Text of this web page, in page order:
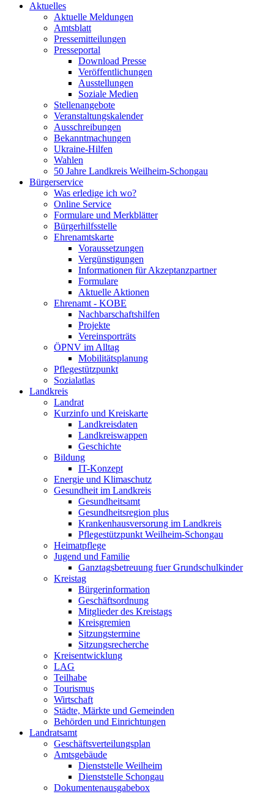
Aktuelles
Aktuelle Meldungen
Amtsblatt
Pressemitteilungen
Presseportal
Download Presse
Veröffentlichungen
Ausstellungen
Soziale Medien
Stellenangebote
Veranstaltungskalender
Ausschreibungen
Bekanntmachungen
Ukraine-Hilfen
Wahlen
50 Jahre Landkreis Weilheim-Schongau
Bürgerservice
Was erledige ich wo?
Online Service
Formulare und Merkblätter
Bürgerhilfsstelle
Ehrenamtskarte
Voraussetzungen
Vergünstigungen
Informationen für Akzeptanzpartner
Formulare
Aktuelle Aktionen
Ehrenamt - KOBE
Nachbarschaftshilfen
Projekte
Vereinsporträts
ÖPNV im Alltag
Mobilitätsplanung
Pflegestützpunkt
Sozialatlas
Landkreis
Landrat
Kurzinfo und Kreiskarte
Landkreisdaten
Landkreiswappen
Geschichte
Bildung
IT-Konzept
Energie und Klimaschutz
Gesundheit im Landkreis
Gesundheitsamt
Gesundheitsregion plus
Krankenhausversorung im Landkreis
Pflegestützpunkt Weilheim-Schongau
Heimatpflege
Jugend und Familie
Ganztagsbetreuung fuer Grundschulkinder
Kreistag
Bürgerinformation
Geschäftsordnung
Mitglieder des Kreistags
Kreisgremien
Sitzungstermine
Sitzungsrecherche
Kreisentwicklung
LAG
Teilhabe
Tourismus
Wirtschaft
Städte, Märkte und Gemeinden
Behörden und Einrichtungen
Landratsamt
Geschäftsverteilungsplan
Amtsgebäude
Dienststelle Weilheim
Dienststelle Schongau
Dokumentenausgabebox